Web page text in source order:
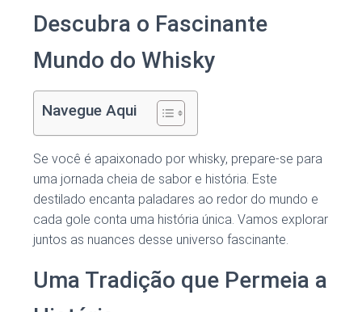
Descubra o Fascinante
Mundo do Whisky
Navegue Aqui
Se você é apaixonado por whisky, prepare-se para
uma jornada cheia de sabor e história. Este
destilado encanta paladares ao redor do mundo e
cada gole conta uma história única. Vamos explorar
juntos as nuances desse universo fascinante.
Uma Tradição que Permeia a